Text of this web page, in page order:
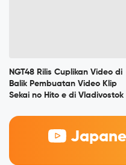
NGT48 Rilis Cuplikan Video di
Balik Pembuatan Video Klip
Sekai no Hito e di Vladivostok